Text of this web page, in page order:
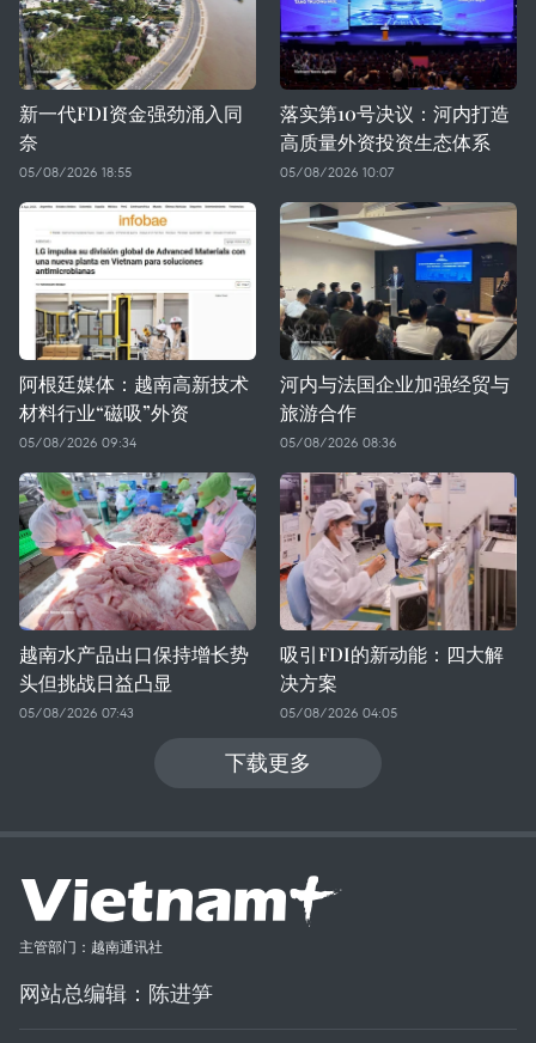
新一代FDI资金强劲涌入同
奈
05/08/2026 18:55
落实第10号决议：河内打造
高质量外资投资生态体系
05/08/2026 10:07
阿根廷媒体：越南高新技术
材料行业“磁吸”外资
05/08/2026 09:34
河内与法国企业加强经贸与
旅游合作
05/08/2026 08:36
越南水产品出口保持增长势
头但挑战日益凸显
05/08/2026 07:43
吸引FDI的新动能：四大解
决方案
05/08/2026 04:05
下载更多
主管部门：越南通讯社
网站总编辑：陈进笋